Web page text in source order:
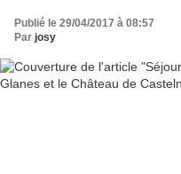
Publié le 29/04/2017 à 08:57
Par josy